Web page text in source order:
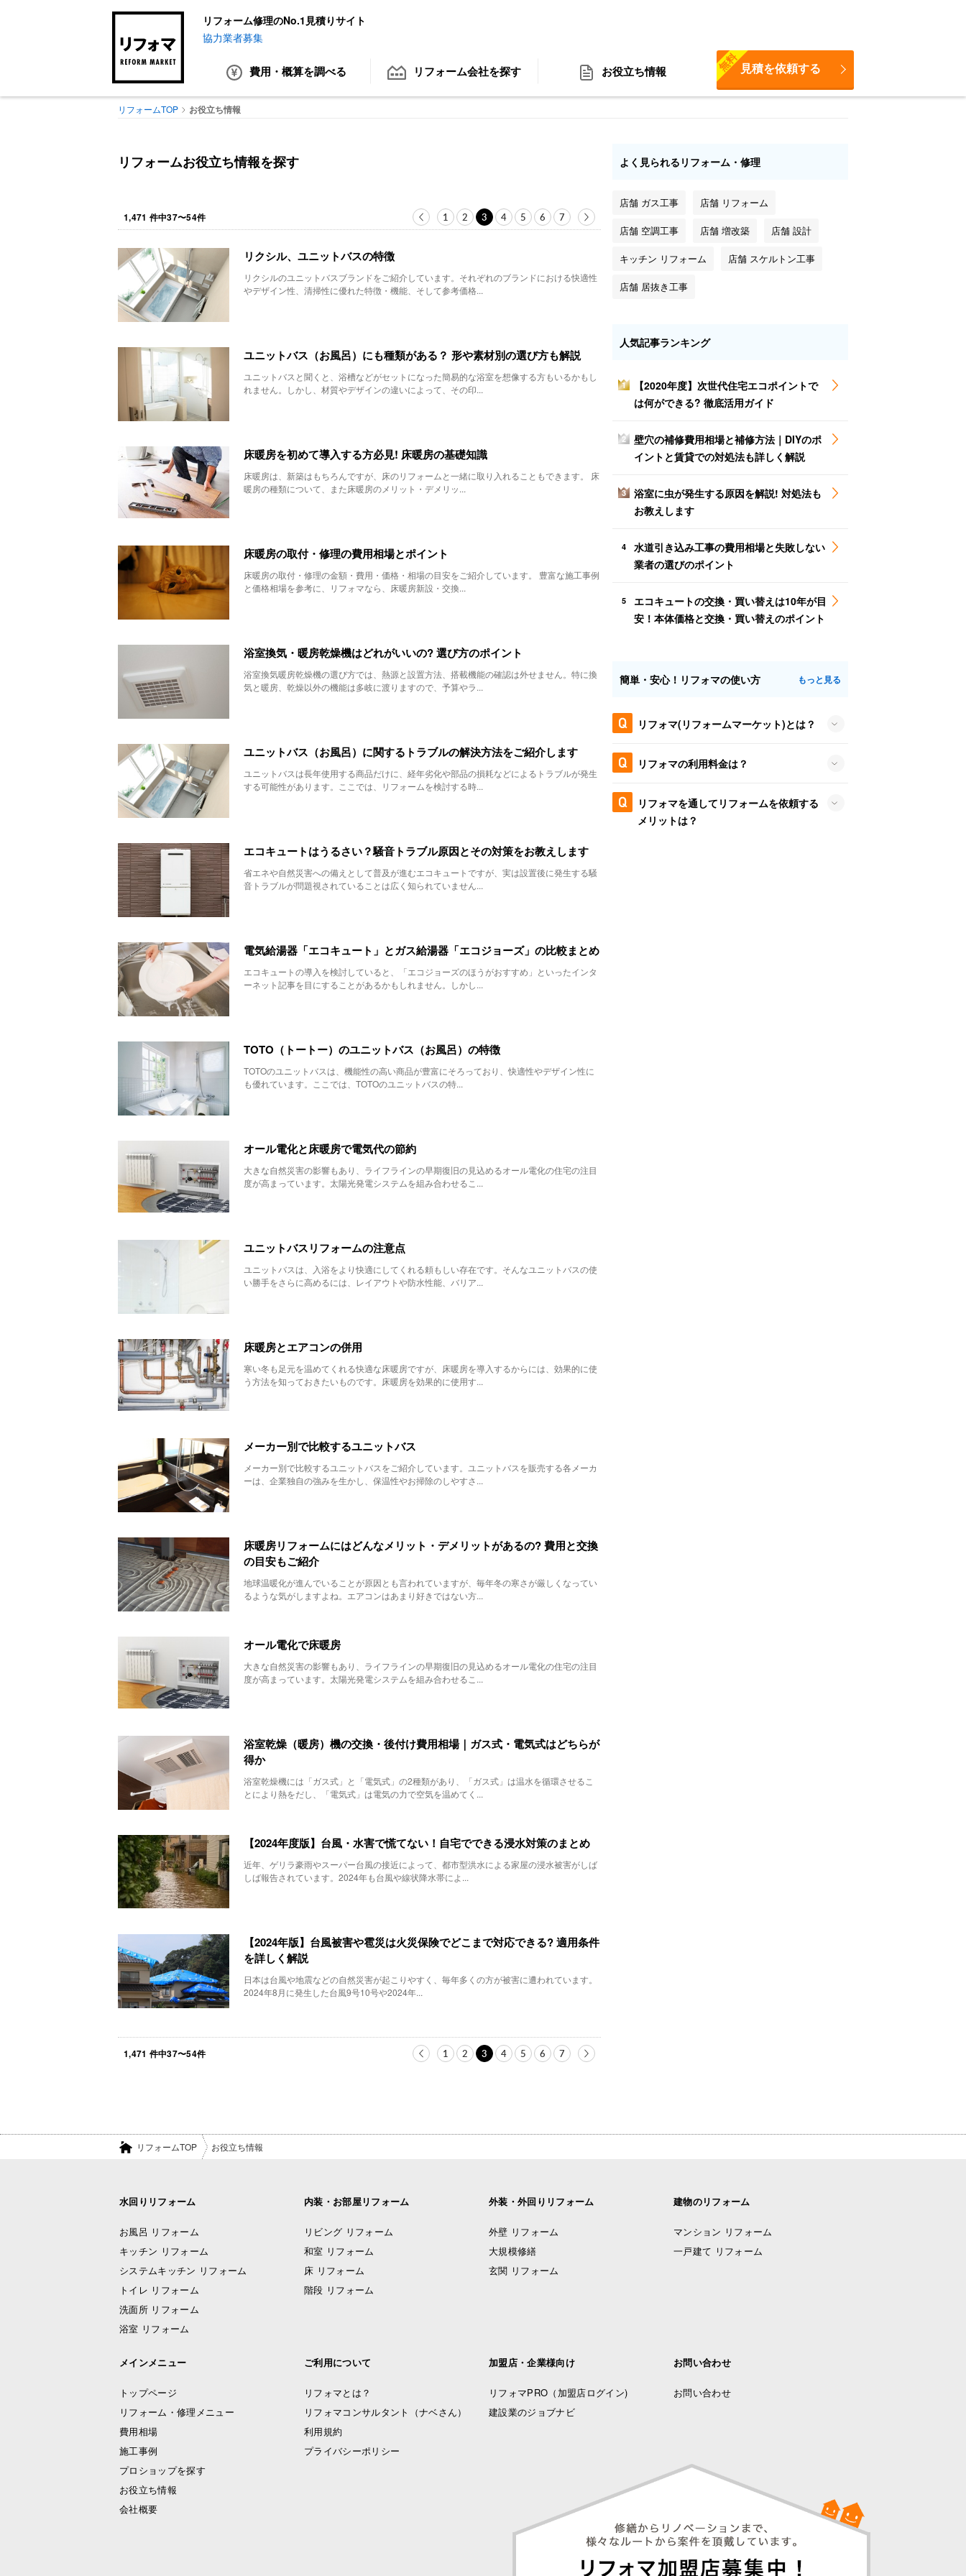
リフォーム修理のNo.1見積りサイト
協力業者募集
費用・概算を調べる リフォーム会社を探す お役立ち情報 見積を依頼する
無料
リフォームTOP お役立ち情報
リフォームお役立ち情報を探す
1,471 件中37〜54件 1 2 3 4 5 6 7
リクシル、ユニットバスの特徴
リクシルのユニットバスブランドをご紹介しています。それぞれのブランドにおける快適性
やデザイン性、清掃性に優れた特徴・機能、そして参考価格...
ユニットバス（お風呂）にも種類がある？ 形や素材別の選び方も解説
ユニットバスと聞くと、浴槽などがセットになった簡易的な浴室を想像する方もいるかもし
れません。しかし、材質やデザインの違いによって、その印...
床暖房を初めて導入する方必見! 床暖房の基礎知識
床暖房は、新築はもちろんですが、床のリフォームと一緒に取り入れることもできます。 床
暖房の種類について、また床暖房のメリット・デメリッ...
床暖房の取付・修理の費用相場とポイント
床暖房の取付・修理の金額・費用・価格・相場の目安をご紹介しています。 豊富な施工事例
と価格相場を参考に、リフォマなら、床暖房新設・交換...
浴室換気・暖房乾燥機はどれがいいの? 選び方のポイント
浴室換気暖房乾燥機の選び方では、熱源と設置方法、搭載機能の確認は外せません。特に換
気と暖房、乾燥以外の機能は多岐に渡りますので、予算やラ...
ユニットバス（お風呂）に関するトラブルの解決方法をご紹介します
ユニットバスは長年使用する商品だけに、経年劣化や部品の損耗などによるトラブルが発生
する可能性があります。ここでは、リフォームを検討する時...
エコキュートはうるさい？騒音トラブル原因とその対策をお教えします
省エネや自然災害への備えとして普及が進むエコキュートですが、実は設置後に発生する騒
音トラブルが問題視されていることは広く知られていません...
電気給湯器「エコキュート」とガス給湯器「エコジョーズ」の比較まとめ
エコキュートの導入を検討していると、「エコジョーズのほうがおすすめ」といったインタ
ーネット記事を目にすることがあるかもしれません。しかし...
TOTO（トートー）のユニットバス（お風呂）の特徴
TOTOのユニットバスは、機能性の高い商品が豊富にそろっており、快適性やデザイン性に
も優れています。ここでは、TOTOのユニットバスの特...
オール電化と床暖房で電気代の節約
大きな自然災害の影響もあり、ライフラインの早期復旧の見込めるオール電化の住宅の注目
度が高まっています。太陽光発電システムを組み合わせるこ...
ユニットバスリフォームの注意点
ユニットバスは、入浴をより快適にしてくれる頼もしい存在です。そんなユニットバスの使
い勝手をさらに高めるには、レイアウトや防水性能、バリア...
床暖房とエアコンの併用
寒い冬も足元を温めてくれる快適な床暖房ですが、床暖房を導入するからには、効果的に使
う方法を知っておきたいものです。床暖房を効果的に使用す...
メーカー別で比較するユニットバス
メーカー別で比較するユニットバスをご紹介しています。ユニットバスを販売する各メーカ
ーは、企業独自の強みを生かし、保温性やお掃除のしやすさ...
床暖房リフォームにはどんなメリット・デメリットがあるの? 費用と交換
の目安もご紹介
地球温暖化が進んでいることが原因とも言われていますが、毎年冬の寒さが厳しくなってい
るような気がしますよね。エアコンはあまり好きではない方...
オール電化で床暖房
大きな自然災害の影響もあり、ライフラインの早期復旧の見込めるオール電化の住宅の注目
度が高まっています。太陽光発電システムを組み合わせるこ...
浴室乾燥（暖房）機の交換・後付け費用相場｜ガス式・電気式はどちらが
得か
浴室乾燥機には「ガス式」と「電気式」の2種類があり、「ガス式」は温水を循環させるこ
とにより熱をだし、「電気式」は電気の力で空気を温めてく...
【2024年度版】台風・水害で慌てない！自宅でできる浸水対策のまとめ
近年、ゲリラ豪雨やスーパー台風の接近によって、都市型洪水による家屋の浸水被害がしば
しば報告されています。2024年も台風や線状降水帯によ...
【2024年版】台風被害や雹災は火災保険でどこまで対応できる? 適用条件
を詳しく解説
日本は台風や地震などの自然災害が起こりやすく、毎年多くの方が被害に遭われています。
2024年8月に発生した台風9号10号や2024年...
1,471 件中37〜54件 1 2 3 4 5 6 7
よく見られるリフォーム・修理
店舗 ガス工事 店舗 リフォーム
店舗 空調工事 店舗 増改築 店舗 設計
キッチン リフォーム 店舗 スケルトン工事
店舗 居抜き工事
人気記事ランキング
1
【2020年度】次世代住宅エコポイントで
は何ができる? 徹底活用ガイド
2
壁穴の補修費用相場と補修方法｜DIYのポ
イントと賃貸での対処法も詳しく解説
3
浴室に虫が発生する原因を解説! 対処法も
お教えします
4
水道引き込み工事の費用相場と失敗しない
業者の選びのポイント
5
エコキュートの交換・買い替えは10年が目
安！本体価格と交換・買い替えのポイント
簡単・安心！リフォマの使い方 もっと見る
リフォマ(リフォームマーケット)とは？
リフォマの利用料金は？
リフォマを通してリフォームを依頼する
メリットは？
リフォームTOP お役立ち情報
水回りリフォーム
お風呂 リフォーム
キッチン リフォーム
システムキッチン リフォーム
トイレ リフォーム
洗面所 リフォーム
浴室 リフォーム
内装・お部屋リフォーム
リビング リフォーム
和室 リフォーム
床 リフォーム
階段 リフォーム
外装・外回りリフォーム
外壁 リフォーム
大規模修繕
玄関 リフォーム
建物のリフォーム
マンション リフォーム
一戸建て リフォーム
メインメニュー
トップページ
リフォーム・修理メニュー
費用相場
施工事例
プロショップを探す
お役立ち情報
会社概要
ご利用について
リフォマとは？
リフォマコンサルタント（ナベさん）
利用規約
プライバシーポリシー
加盟店・企業様向け
リフォマPRO （加盟店ログイン)
建設業のジョブナビ
お問い合わせ
お問い合わせ